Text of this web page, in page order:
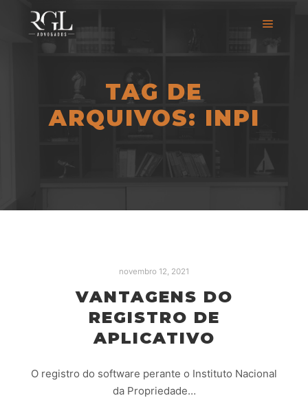
TAG DE
ARQUIVOS: INPI
novembro 12, 2021
VANTAGENS DO
REGISTRO DE
APLICATIVO
O registro do software perante o Instituto Nacional
da Propriedade…